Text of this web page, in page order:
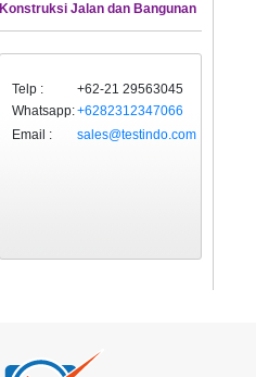
Konstruksi Jalan dan Bangunan
Telp :
+62-21 29563045
Whatsapp:+6282312347066
Email :
sales@testindo.com